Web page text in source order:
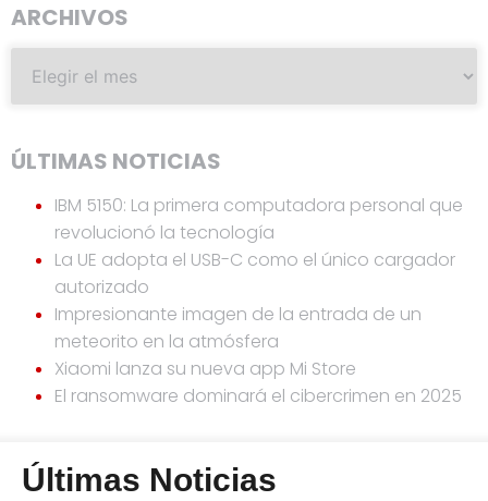
ARCHIVOS
ÚLTIMAS NOTICIAS
IBM 5150: La primera computadora personal que
revolucionó la tecnología
La UE adopta el USB-C como el único cargador
autorizado
Impresionante imagen de la entrada de un
meteorito en la atmósfera
Xiaomi lanza su nueva app Mi Store
El ransomware dominará el cibercrimen en 2025
Últimas Noticias